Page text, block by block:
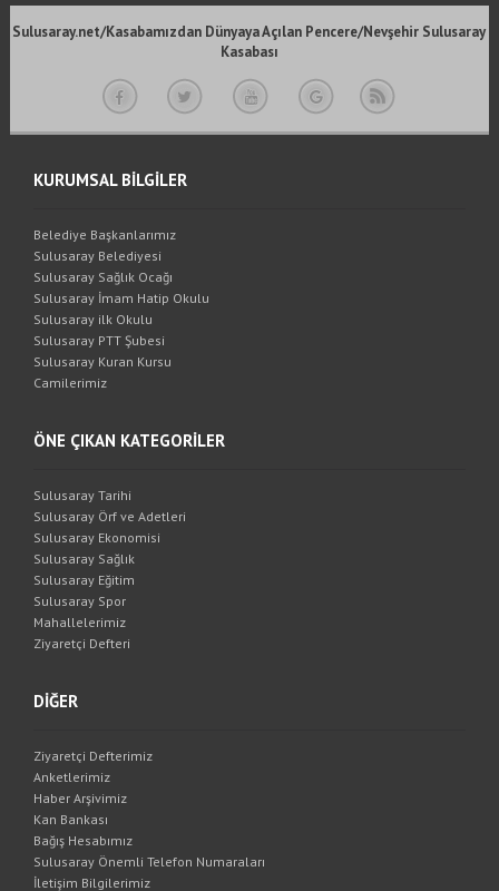
Sulusaray.net/Kasabamızdan Dünyaya Açılan Pencere/Nevşehir Sulusaray
Kasabası
KURUMSAL BİLGİLER
Belediye Başkanlarımız
Sulusaray Belediyesi
Sulusaray Sağlık Ocağı
Sulusaray İmam Hatip Okulu
Sulusaray ilk Okulu
Sulusaray PTT Şubesi
Sulusaray Kuran Kursu
Camilerimiz
ÖNE ÇIKAN KATEGORİLER
Sulusaray Tarihi
Sulusaray Örf ve Adetleri
Sulusaray Ekonomisi
Sulusaray Sağlık
Sulusaray Eğitim
Sulusaray Spor
Mahallelerimiz
Ziyaretçi Defteri
DİĞER
Ziyaretçi Defterimiz
Anketlerimiz
Haber Arşivimiz
Kan Bankası
Bağış Hesabımız
Sulusaray Önemli Telefon Numaraları
İletişim Bilgilerimiz